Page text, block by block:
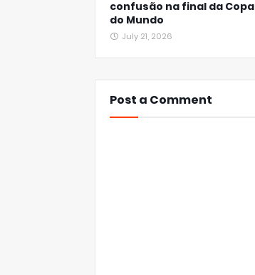
confusão na final da Copa
do Mundo
July 21, 2026
Post a Comment